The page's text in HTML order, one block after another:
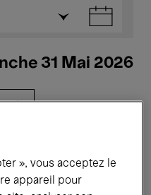
31 Mai 2026
Performances
», vous acceptez le
appareil pour